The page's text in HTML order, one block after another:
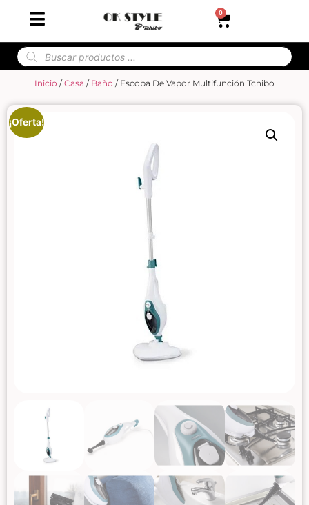
0
Inicio /Casa / Baño / Escoba De Vapor Multifunción Tchibo
¡Oferta!